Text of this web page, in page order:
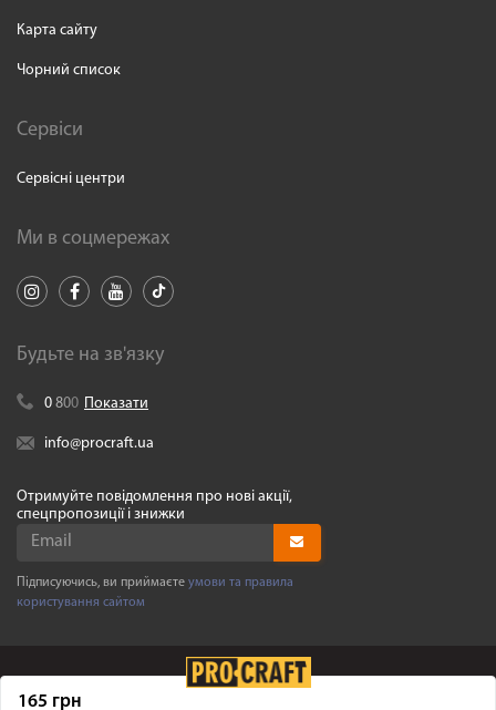
165 грн
Карта сайту
Чорний список
Сервіси
Сервісні центри
Ми в соцмережах
Будьте на зв'язку
0 800 Показати
info@procraft.ua
Отримуйте повідомлення про нові акції,
спецпропозиції і знижки
Підписуючись, ви приймаєте умови та правила
користування сайтом